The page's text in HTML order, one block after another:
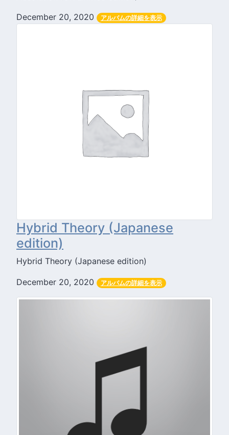
December 20, 2020 アルバムの詳細を表示
Hybrid Theory (Japanese
edition)
Hybrid Theory (Japanese edition)
December 20, 2020 アルバムの詳細を表示